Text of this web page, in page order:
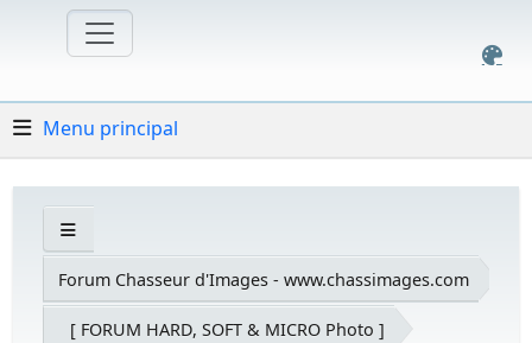
Menu principal
Forum Chasseur d'Images - www.chassimages.com
[ FORUM HARD, SOFT & MICRO Photo ]